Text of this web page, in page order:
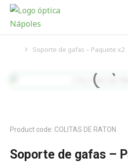
You are here:
Soporte de gafas – Paquete x2
Product code: COLITAS DE RATON
Soporte de gafas –